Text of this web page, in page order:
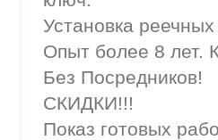
Установка
Опыт более 8 лет.
Без Посредников!
СКИДКИ!!!
Показ готовых